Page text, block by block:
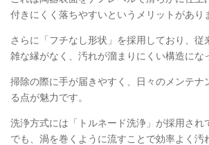
付きにくく落ちやすいというメリットがあり
さらに「フチなし形状」を採用しており、従
雑な縁がなく、汚れが溜まりにくい構造にな
掃除の際に手が届きやすく、日々のメンテナ
る点が魅力です。
洗浄方式には「トルネード洗浄」が採用され
でも、渦を巻くように流すことで効率よく汚